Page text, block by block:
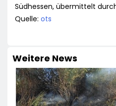
Südhessen, übermittelt
Quelle: ots
Weitere News